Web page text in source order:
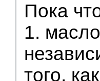
Пока
1.
того,